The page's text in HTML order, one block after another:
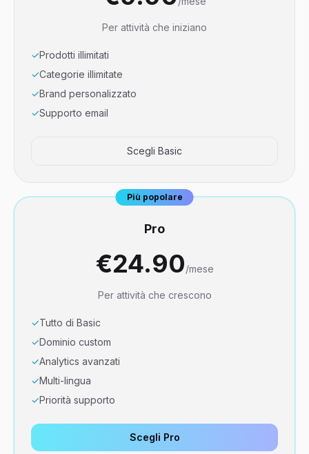
Per attività che iniziano
✓Prodotti illimitati
✓Categorie illimitate
✓Brand personalizzato
✓Supporto email
Scegli Basic
Più popolare
Pro
€24.90/mese
Per attività che crescono
✓Tutto di Basic
✓Dominio custom
✓Analytics avanzati
✓Multi-lingua
✓Priorità supporto
Scegli Pro